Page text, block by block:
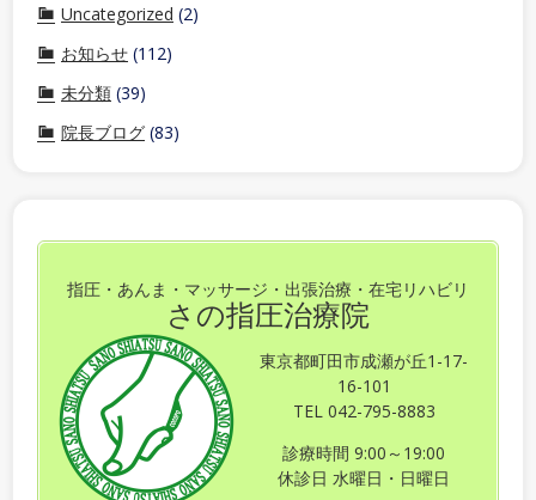
Uncategorized (2)
お知らせ (112)
未分類 (39)
院長ブログ (83)
指圧・あんま・マッサージ・出張治療・在宅リハビリ
さの指圧治療院
東京都町田市成瀬が丘1-17-
16-101
TEL 042-795-8883
診療時間 9:00～19:00
休診日 水曜日・日曜日